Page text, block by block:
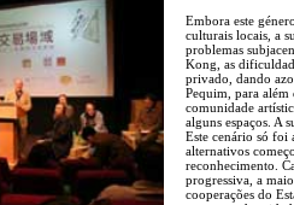
Embora este
culturais locais, a
problemas
Kong, as
privado, dando azo
Pequim, para além
comunidade
alguns espaços. A
Este cenário só foi
alternativos
reconhecimento.
progressiva, a
cooperações do